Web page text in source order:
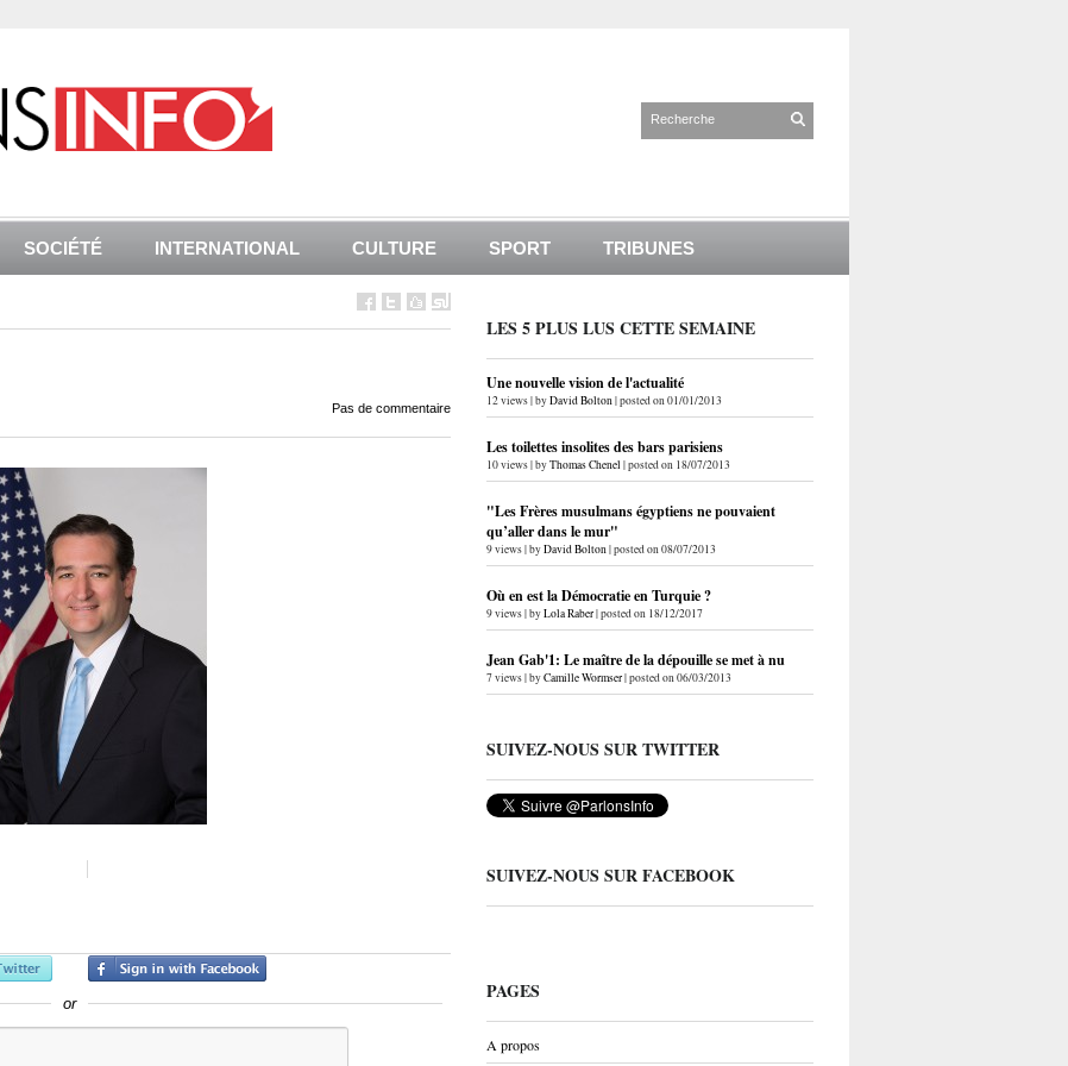
SOCIÉTÉ INTERNATIONAL CULTURE SPORT TRIBUNES
Pas de commentaire
or
LES 5 PLUS LUS CETTE SEMAINE
Une nouvelle vision de l'actualité
12 views|byDavid Bolton|posted on 01/01/2013
Les toilettes insolites des bars parisiens
10 views|byThomas Chenel |posted on 18/07/2013
"Les Frères musulmans égyptiens ne pouvaient
qu’aller dans le mur"
9 views|byDavid Bolton|posted on 08/07/2013
Où en est la Démocratie en Turquie ?
9 views|byLola Raber|posted on 18/12/2017
Jean Gab'1: Le maître de la dépouille se met à nu
7 views|byCamille Wormser|posted on 06/03/2013
SUIVEZ-NOUS SUR TWITTER
SUIVEZ-NOUS SUR FACEBOOK
PAGES
A propos